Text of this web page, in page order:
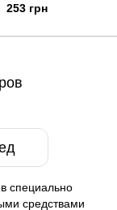
253 грн
специально
средствами